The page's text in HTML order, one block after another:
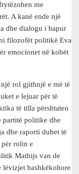
me
A kanë ende një
dhe dialogu i hapur
filozofët politikë Eva
emocionet në kohët
rol gjithnjë e më të
e lejuar për të
të tilla përshtaten
partitë politike dhe
dhe raporti duhet të
rolin e
Mathijs van de
lëvizjet bashkëkohore